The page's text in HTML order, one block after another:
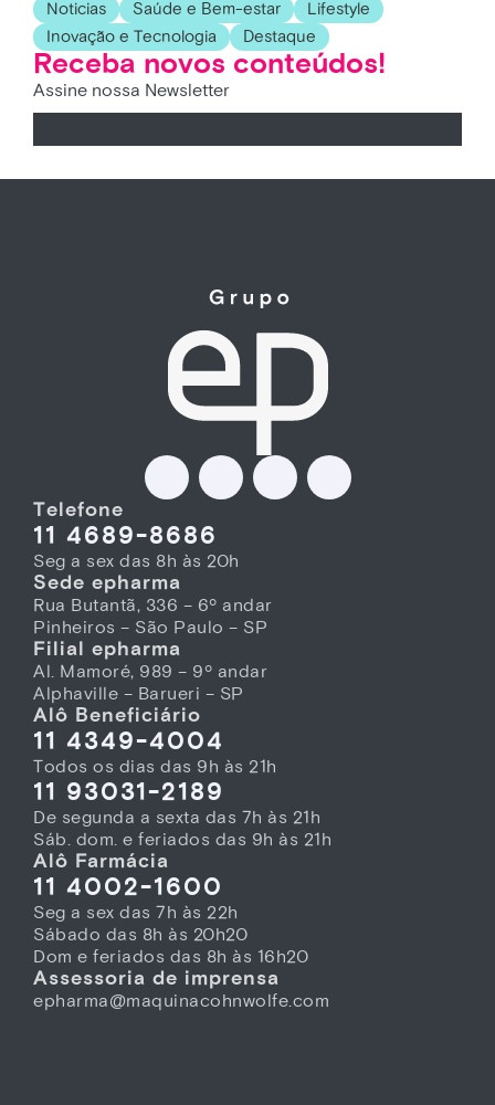
Noticias
Saúde e Bem-estar
Lifestyle
Inovação e Tecnologia
Destaque
Receba novos conteúdos!
Assine nossa Newsletter
Telefone
11 4689-8686
Seg a sex das 8h às 20h
Sede epharma
Rua Butantã, 336 – 6º andar
Pinheiros – São Paulo – SP
Filial epharma
Al. Mamoré, 989 – 9º andar
Alphaville – Barueri – SP
Alô Beneficiário
11 4349-4004
Todos os dias das 9h às 21h
11 93031-2189
De segunda a sexta das 7h às 21h
Sáb. dom. e feriados das 9h às 21h
Alô Farmácia
11 4002-1600
Seg a sex das 7h às 22h
Sábado das 8h às 20h20
Dom e feriados das 8h às 16h20
Assessoria de imprensa
epharma@maquinacohnwolfe.com